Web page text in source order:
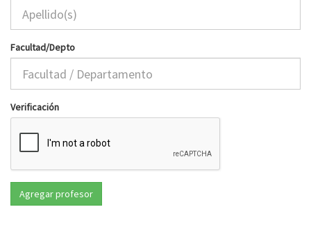
Facultad/Depto
Verificación